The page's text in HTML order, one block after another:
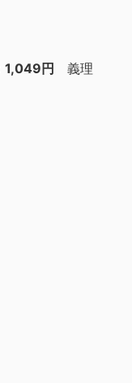
1,049円 義理